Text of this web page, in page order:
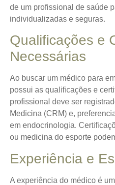
de um profissional de saúde
individualizadas e seguras.
Qualificações e
Necessárias
Ao buscar um médico para
possui as qualificações e
profissional deve ser
Medicina (CRM) e,
em endocrinologia.
ou medicina do esporte
Experiência e
A experiência do médico é